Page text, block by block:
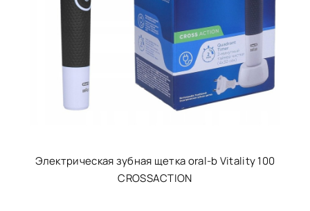
Электрическая зубная щетка oral-b Vitality 100
CROSSACTION